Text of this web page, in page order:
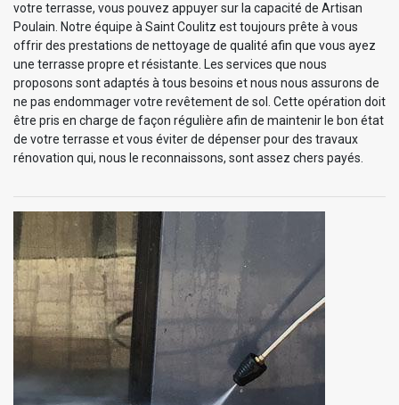
votre terrasse, vous pouvez appuyer sur la capacité de Artisan
Poulain. Notre équipe à Saint Coulitz est toujours prête à vous
offrir des prestations de nettoyage de qualité afin que vous ayez
une terrasse propre et résistante. Les services que nous
proposons sont adaptés à tous besoins et nous nous assurons de
ne pas endommager votre revêtement de sol. Cette opération doit
être pris en charge de façon régulière afin de maintenir le bon état
de votre terrasse et vous éviter de dépenser pour des travaux
rénovation qui, nous le reconnaissons, sont assez chers payés.